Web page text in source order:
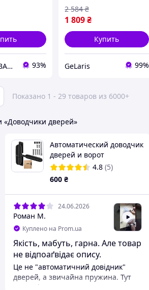
ТОВ "БК-КВАЛІТЄТ" 93%
1 809₴
2 584 ₴
Купить
GeLaris 99%
Показано 1 - 29 товаров из 6000+
«Доводчики дверей»
Автоматический доводчик
дверей и ворот
4.8 (5)
600 ₴
24.06.2026
Роман М.
Куплено на Prom.ua +1
Якість, мабуть, гарна. Але товар
не відпоаґвідає опису.
Це не "автоматичний довідник"
дверей, а звичайна пружина. Тут
нема ніякого пневматичного